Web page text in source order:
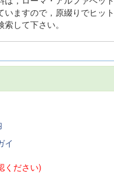
いますので，原綴りでヒッ
して下さい。
イ
ください)